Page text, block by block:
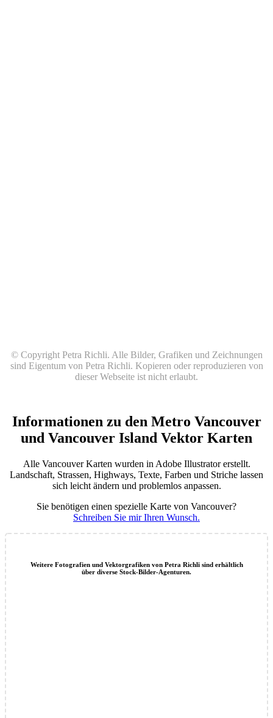
© Copyright Petra Richli. Alle Bilder, Grafiken und Zeichnungen
sind Eigentum von Petra Richli. Kopieren oder reproduzieren von
dieser Webseite ist nicht erlaubt.
Informationen zu den Metro Vancouver
und Vancouver Island Vektor Karten
Alle Vancouver Karten wurden in Adobe Illustrator erstellt.
Landschaft, Strassen, Highways, Texte, Farben und Striche lassen
sich leicht ändern und problemlos anpassen.
Sie benötigen einen spezielle Karte von Vancouver?
Schreiben Sie mir Ihren Wunsch.
Weitere Fotografien und Vektorgrafiken von Petra Richli sind erhältlich
über diverse Stock-Bilder-Agenturen.